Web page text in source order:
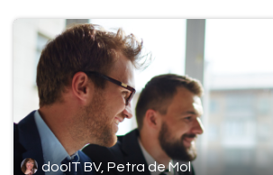
dooIT BV, Petra de Mol